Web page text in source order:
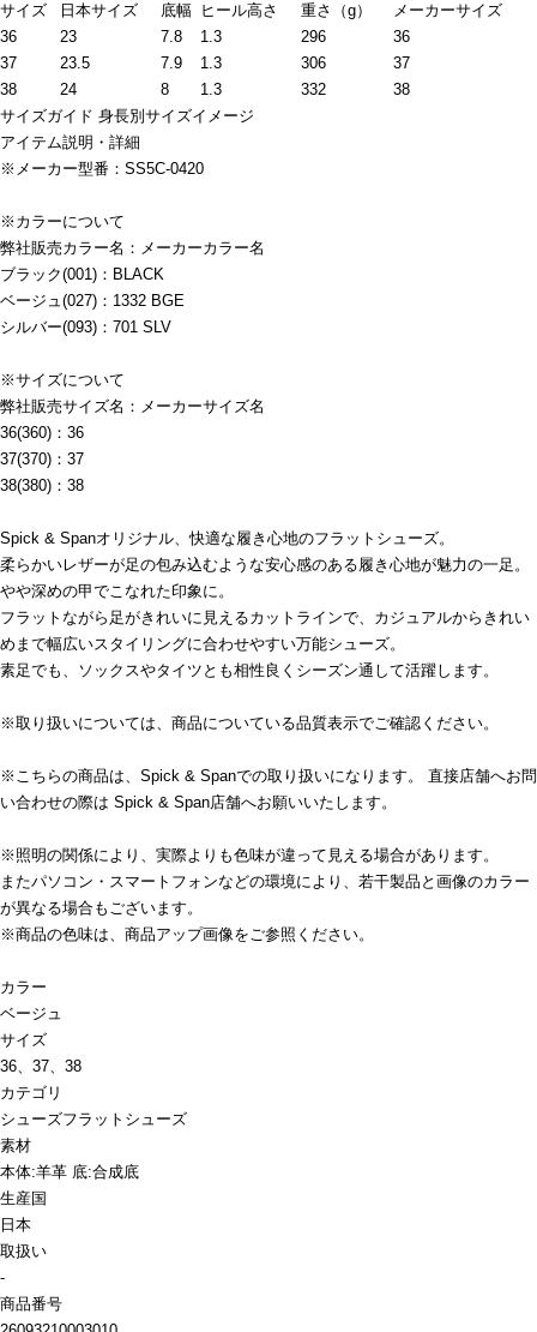
サイズ
日本サイズ 底幅 ヒール高さ 重さ（g）
メーカーサイズ
36
23 7.8 1.3 296
36
37
23.5 7.9 1.3 306
37
38
24 8 1.3 332
38
サイズガイド 身長別サイズイメージ
アイテム説明・詳細
※メーカー型番：SS5C-0420
※カラーについて
弊社販売カラー名：メーカーカラー名
ブラック(001)：BLACK
ベージュ(027)：1332 BGE
シルバー(093)：701 SLV
※サイズについて
弊社販売サイズ名：メーカーサイズ名
36(360)：36
37(370)：37
38(380)：38
Spick & Spanオリジナル、快適な履き心地のフラットシューズ。
柔らかいレザーが足の包み込むような安心感のある履き心地が魅力の一足。
やや深めの甲でこなれた印象に。
フラットながら足がきれいに見えるカットラインで、カジュアルからきれい
めまで幅広いスタイリングに合わせやすい万能シューズ。
素足でも、ソックスやタイツとも相性良くシーズン通して活躍します。
※取り扱いについては、商品についている品質表示でご確認ください。
※こちらの商品は、Spick & Spanでの取り扱いになります。 直接店舗へお問
い合わせの際は Spick & Span店舗へお願いいたします。
※照明の関係により、実際よりも色味が違って見える場合があります。
またパソコン・スマートフォンなどの環境により、若干製品と画像のカラー
が異なる場合もございます。
※商品の色味は、商品アップ画像をご参照ください。
カラー
ベージュ
サイズ
36、37、38
カテゴリ
シューズフラットシューズ
素材
本体:羊革 底:合成底
生産国
日本
取扱い
-
商品番号